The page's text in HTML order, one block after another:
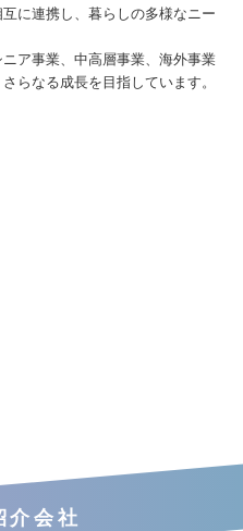
に連携し、暮らしの多様なニー
ア事業、中高層事業、海外事業
らなる成長を目指しています。
介会社